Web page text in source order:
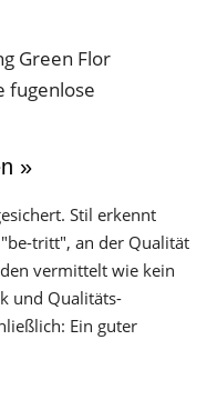
»
Stil erkennt
tritt", an der Qualität
vermittelt wie kein
und Qualitäts­
Ein guter